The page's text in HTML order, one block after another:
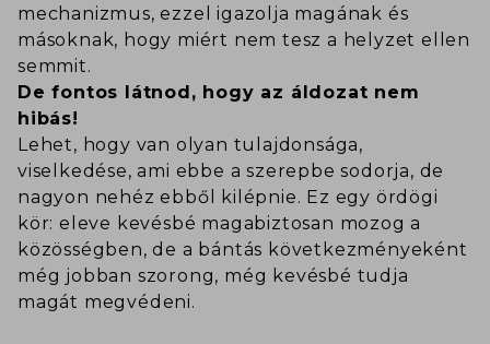
mechanizmus, ezzel igazolja magának és
másoknak, hogy miért nem tesz a helyzet ellen
semmit.
De fontos látnod, hogy az áldozat nem
hibás!
Lehet, hogy van olyan tulajdonsága,
viselkedése, ami ebbe a szerepbe sodorja, de
nagyon nehéz ebből kilépnie. Ez egy ördögi
kör: eleve kevésbé magabiztosan mozog a
közösségben, de a bántás következményeként
még jobban szorong, még kevésbé tudja
magát megvédeni.